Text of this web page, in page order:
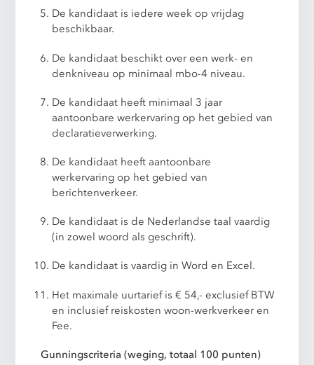
De kandidaat is iedere week op vrijdag
beschikbaar.
De kandidaat beschikt over een werk- en
denkniveau op minimaal mbo-4 niveau.
De kandidaat heeft minimaal 3 jaar
aantoonbare werkervaring op het gebied van
declaratieverwerking.
De kandidaat heeft aantoonbare
werkervaring op het gebied van
berichtenverkeer.
De kandidaat is de Nederlandse taal vaardig
(in zowel woord als geschrift).
De kandidaat is vaardig in Word en Excel.
Het maximale uurtarief is € 54,- exclusief BTW
en inclusief reiskosten woon-werkverkeer en
Fee.
Gunningscriteria (weging, totaal 100 punten)